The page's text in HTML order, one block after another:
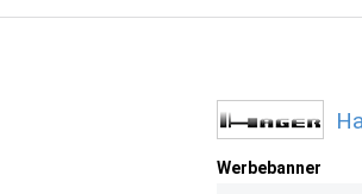
Werbebanner